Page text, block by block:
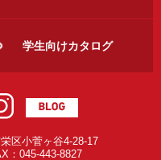
学生向けカタログ
区小菅ヶ谷4-28-17
：045-443-8827